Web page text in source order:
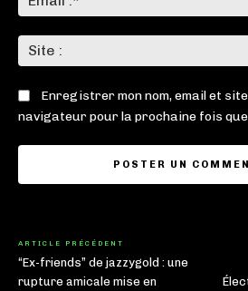
Enregistrer mon nom, email et
navigateur pour la prochaine fois
ARTICLE PRÉCÉDENT
“Ex-friends” de jazzygold : une
rupture amicale mise en